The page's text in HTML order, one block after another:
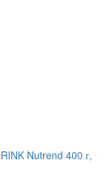
Nutrend 400 г,